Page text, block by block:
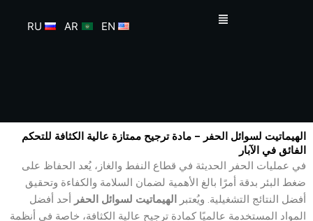
القائمة
EN
AR
RU
الهيماتيت لسوائل الحفر – مادة ترجيح ممتازة عالية الكثافة للتحكم
الفائق في الآبار
في عمليات الحفر الحديثة في قطاع النفط والغاز، يُعد الحفاظ على
ضغط البئر بدقة أمرًا بالغ الأهمية لضمان السلامة والكفاءة وتحقيق
أفضل النتائج التشغيلية. ويُعتبر
الهيماتيت لسوائل الحفر أحد أفضل
المواد المستخدمة عالميًا كمادة ترجيح عالية الكثافة، خاصة في أنظمة